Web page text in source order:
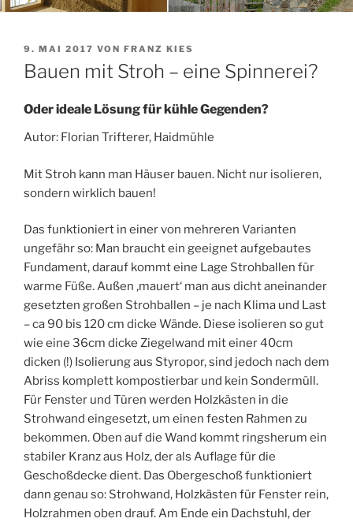
VERÖFFENTLICHT
AM
9. MAI 2017 VON FRANZ KIES
Bauen mit Stroh – eine Spinnerei?
Oder ideale Lösung für kühle Gegenden?
Autor: Florian Trifterer, Haidmühle
Mit Stroh kann man Häuser bauen. Nicht nur isolieren,
sondern wirklich bauen!
Das funktioniert in einer von mehreren Varianten
ungefähr so: Man braucht ein geeignet aufgebautes
Fundament, darauf kommt eine Lage Strohballen für
warme Füße. Außen ‚mauert‘ man aus dicht aneinander
gesetzten großen Strohballen – je nach Klima und Last
– ca 90 bis 120 cm dicke Wände. Diese isolieren so gut
wie eine 36cm dicke Ziegelwand mit einer 40cm
dicken (!) Isolierung aus Styropor, sind jedoch nach dem
Abriss komplett kompostierbar und kein Sondermüll.
Für Fenster und Türen werden Holzkästen in die
Strohwand eingesetzt, um einen festen Rahmen zu
bekommen. Oben auf die Wand kommt ringsherum ein
stabiler Kranz aus Holz, der als Auflage für die
Geschoßdecke dient. Das Obergeschoß funktioniert
dann genau so: Strohwand, Holzkästen für Fenster rein,
Holzrahmen oben drauf. Am Ende ein Dachstuhl, der